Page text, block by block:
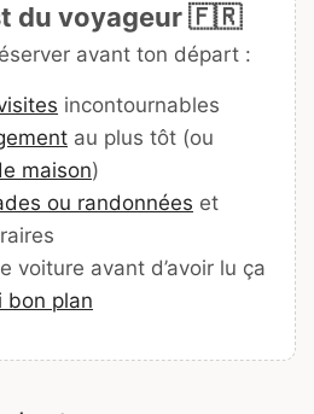
du voyageur 🇫🇷
avant ton départ :
incontournables
au plus tôt (ou
maison)
ou randonnées et
voiture avant d’avoir lu ça
bon plan